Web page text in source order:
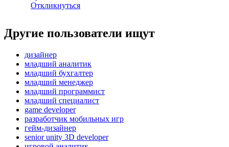
Откликнуться
Другие пользователи ищут
дизайнер
младший аналитик
младший бухгалтер
младший менеджер
младший программист
младший специалист
game developer
разработчик мобильных игр
гейм-дизайнер
senior unity 3D developer